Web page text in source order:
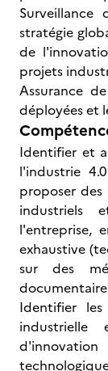
stratégie
de
projets
Assurance
déployées et
Identifier et
l'industrie
proposer des
industriels
l'entreprise,
exhaustive
sur des
Identifier